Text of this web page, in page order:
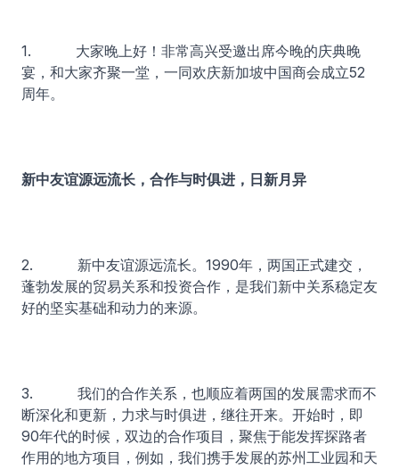
1. 大家晚上好！非常高兴受邀出席今晚的庆典晚
宴，和大家齐聚一堂，一同欢庆新加坡中国商会成立52
周年。
新中友谊源远流长，合作与时俱进，日新月异
2. 新中友谊源远流长。1990年，两国正式建交，
蓬勃发展的贸易关系和投资合作，是我们新中关系稳定友
好的坚实基础和动力的来源。
3. 我们的合作关系，也顺应着两国的发展需求而不
断深化和更新，力求与时俱进，继往开来。开始时，即
90年代的时候，双边的合作项目，聚焦于能发挥探路者
作用的地方项目，例如，我们携手发展的苏州工业园和天